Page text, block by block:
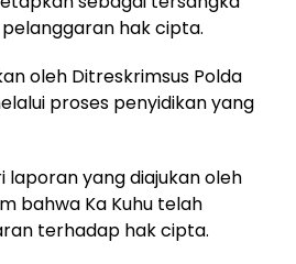
hak cipta.
oleh Ditreskrimsus Polda
proses penyidikan yang
laporan yang diajukan oleh
bahwa Ka Kuhu telah
terhadap hak cipta.